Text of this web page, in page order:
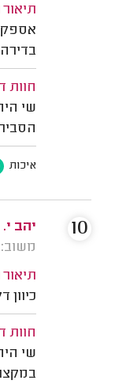
חוות
שי
איכות
יהב
משוב: 11/09/2025
חוות
שי
10